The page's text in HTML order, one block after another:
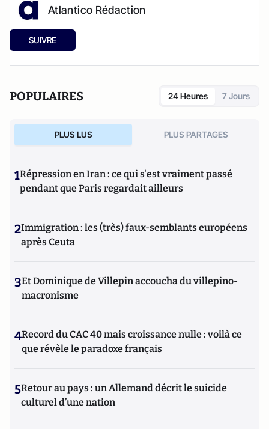
Atlantico Rédaction
SUIVRE
POPULAIRES 24 Heures 7 Jours
PLUS LUS PLUS PARTAGES
1Répression en Iran : ce qui s'est vraiment passé
pendant que Paris regardait ailleurs
2Immigration : les (très) faux-semblants européens
après Ceuta
3Et Dominique de Villepin accoucha du villepino-
macronisme
4Record du CAC 40 mais croissance nulle : voilà ce
que révèle le paradoxe français
5Retour au pays : un Allemand décrit le suicide
culturel d’une nation